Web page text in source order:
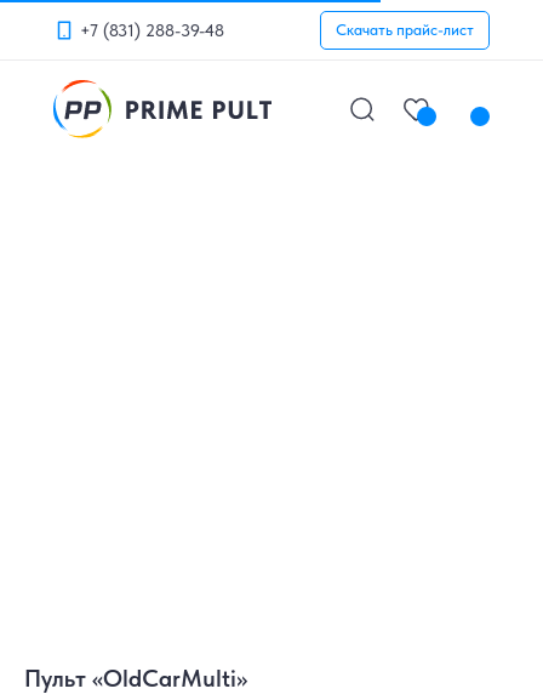
+7 (831) 288-39-48 Скачать прайс-лист
Пульт «OldCarMulti»